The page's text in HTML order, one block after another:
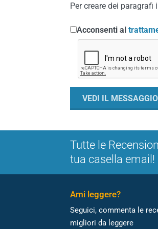
Per creare dei
Acconsenti al
Tutte le
tua casella email!
Ami leggere?
Seguici, commenta le
migliori da leggere